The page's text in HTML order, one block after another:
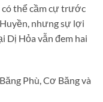
có thể cầm cự trước
nhưng sự lợi
Dị Hỏa vẫn đem hai
Phù, Cơ Băng và